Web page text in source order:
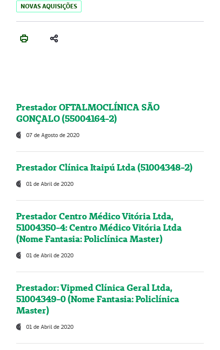
NOVAS AQUISIÇÕES
Prestador OFTALMOCLÍNICA SÃO
GONÇALO (55004164-2)
07 de Agosto de 2020
Prestador Clínica Itaipú Ltda (51004348-2)
01 de Abril de 2020
Prestador Centro Médico Vitória Ltda,
51004350-4: Centro Médico Vitória Ltda
(Nome Fantasia: Policlínica Master)
01 de Abril de 2020
Prestador: Vipmed Clínica Geral Ltda,
51004349-0 (Nome Fantasia: Policlínica
Master)
01 de Abril de 2020